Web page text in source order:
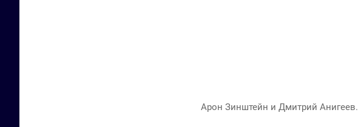
Арон Зинштейн и Дмитрий Анигеев.